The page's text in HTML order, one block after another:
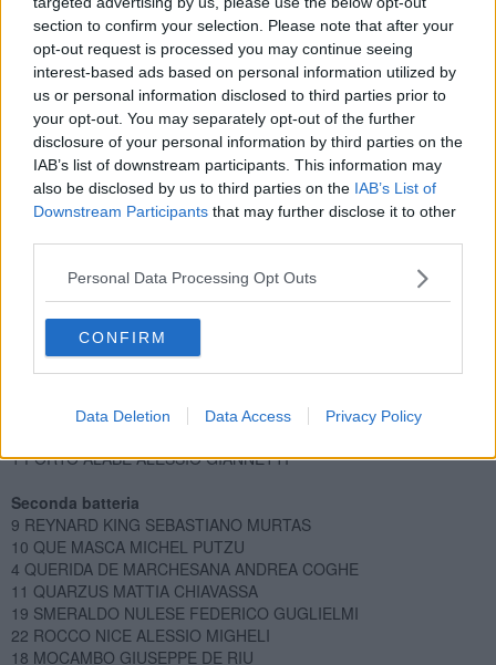
section to confirm your selection. Please note that after your
opt-out request is processed you may continue seeing
interest-based ads based on personal information utilized by
us or personal information disclosed to third parties prior to
your opt-out. You may separately opt-out of the further
disclosure of your personal information by third parties on the
IAB’s list of downstream participants. This information may
also be disclosed by us to third parties on the IAB’s List of
Downstream Participants that may further disclose it to other
Personal Data Processing Opt Outs
CONFIRM
Data Deletion Data Access Privacy Policy
23 RAKTOU C 6 SAURO Mattia Marchetti
24 REMOREX C 6 SAURO Massimo Columbu
25 SARBANA F 5 BAIO Simone Giraldi
26 OPPIO C 9 GRIGIO Caterina Brandini
27 MALI BOOM BOOM C 6 BAIO Egisto Giuseppe Galeazzi
28 QULPA DI GALLURA C 7 BAIO Filippo Toti
29 RADESKI C 6 SAURO Maria Elena Frosinini
La suddivisione delle quattro batterie prenderà il via alle ore 9 e
proseguirà fino alle ore 12:
Prima batteria
8 OSAMA BIN SEBASTIANO MURTAS
5 PHATOS DE OZIERI ROCCO BETTI
7 QUADRIVIA JACOPO PACINI
3 PREZIOSA PENELOPE FRANCESCO CARIA
1 PORTO ALABE ALESSIO GIANNETTI
Seconda batteria
9 REYNARD KING SEBASTIANO MURTAS
10 QUE MASCA MICHEL PUTZU
4 QUERIDA DE MARCHESANA ANDREA COGHE
11 QUARZUS MATTIA CHIAVASSA
19 SMERALDO NULESE FEDERICO GUGLIELMI
22 ROCCO NICE ALESSIO MIGHELI
18 MOCAMBO GIUSEPPE DE RIU